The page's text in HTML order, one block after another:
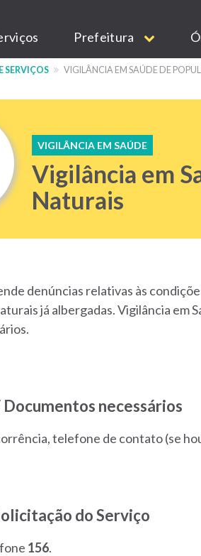
Prefeitura
SERVIÇOS VIGILÂNCIA EM SAÚDE DE
VIGILÂNCIA EM SAÚDE
Vigilância em
Naturais
denúncias relativas às
já albergadas. Vigilância em
necessários
telefone de contato (se
do Serviço
156.